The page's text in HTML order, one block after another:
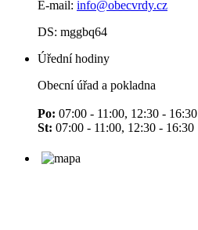
E-mail: info@obecvrdy.cz
DS: mggbq64
Úřední hodiny
Obecní úřad a pokladna
Po: 07:00 - 11:00, 12:30 - 16:30
St: 07:00 - 11:00, 12:30 - 16:30